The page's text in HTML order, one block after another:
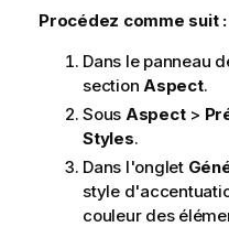
Procédez comme suit :
Dans le panneau
section Aspect.
Sous Aspect>
Styles.
Dans l'onglet
style
couleur des